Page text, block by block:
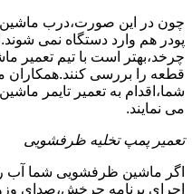
چون در این صورت،درب
پودر هم وارد دستگاه نمی
چرخد،بهتر است با تیم تعمیر
قطعه را بررسی
شما،اقدام به تعمیر تایمر
می نمایند.
تعمیر پمپ تخلیه ظرفشویی
اگر ماشین ظرفشویی شما آب را
اجرای برنامه چرخش،صدای